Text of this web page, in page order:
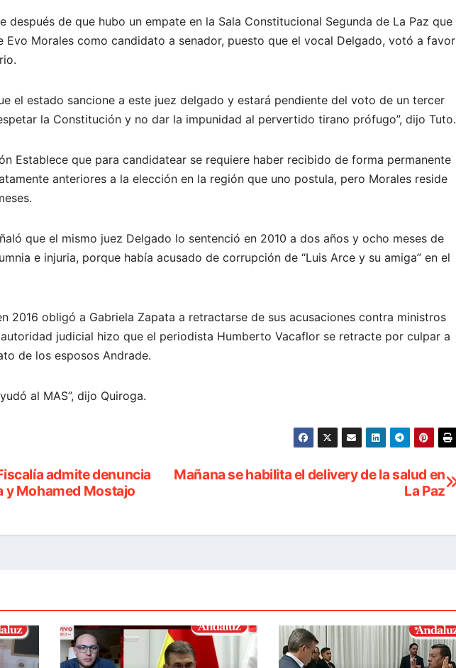
después de que hubo un empate en la Sala Constitucional Segunda de La Paz que
Evo Morales como candidato a senador, puesto que el vocal Delgado, votó a favor
el estado sancione a este juez delgado y estará pendiente del voto de un tercer
la Constitución y no dar la impunidad al pervertido tirano prófugo”, dijo Tuto.
Establece que para candidatear se requiere haber recibido de forma permanente
anteriores a la elección en la región que uno postula, pero Morales reside
que el mismo juez Delgado lo sentenció en 2010 a dos años y ocho meses de
e injuria, porque había acusado de corrupción de “Luis Arce y su amiga” en el
2016 obligó a Gabriela Zapata a retractarse de sus acusaciones contra ministros
judicial hizo que el periodista Humberto Vacaflor se retracte por culpar a
de los esposos Andrade.
al MAS”, dijo Quiroga.
Mañana se habilita el delivery de la salud en
La Paz
admite denuncia
y Mohamed Mostajo